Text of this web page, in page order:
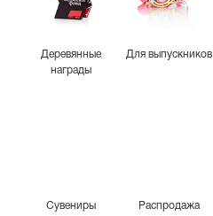
Деревянные
награды
Для выпускников
Сувениры Распродажа